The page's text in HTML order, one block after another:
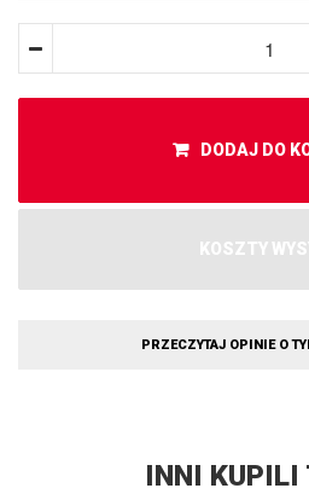
DODAJ DO
KOSZTY
PRZECZYTAJ OPINIE O
INNI KUPILI